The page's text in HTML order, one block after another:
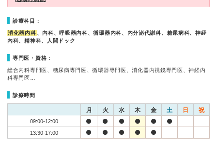
診療科目：
消化器内科 、内科、呼吸器内科、循環器内科、内分泌代謝科、糖尿病科、神経
内科、精神科、人間ドック
専門医・資格：
総合内科専門医、糖尿病専門医、循環器専門医、消化器内視鏡専門医、神経内
科専門医…
診療時間
月 火 水 木 金 土 日 祝
09:00-12:00
13:30-17:00